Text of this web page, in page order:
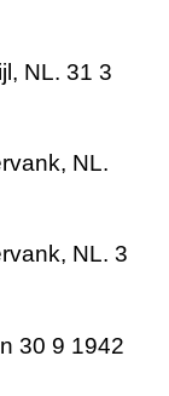
NL. 31 3
NL.
NL. 3
30 9 1942